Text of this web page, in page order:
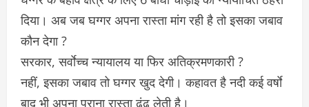
दिया। अब जब घग्गर अपना रास्ता मांग रही है तो इसका जबाव
कौन देगा ?
सरकार, सर्वाेच्च न्यायालय या फिर अतिक्रमणकारी ?
नहीं, इसका जबाव तो घग्गर खुद देगी। कहावत है नदी कई वर्षाे
बाद भी अपना पुराना रास्ता ढूंढ लेती है।